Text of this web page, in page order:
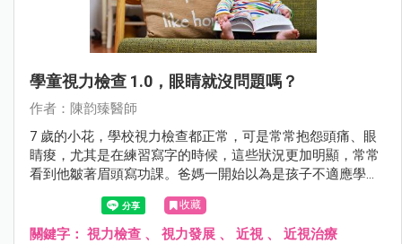
學童視力檢查 1.0，眼睛就沒問題嗎？
作者：陳韵臻醫師
7 歲的小花，學校視力檢查都正常，可是常常抱怨頭痛、眼
睛痠，尤其是在練習寫字的時候，這些狀況更加明顯，常常
看到他皺著眉頭寫功課。爸媽一開始以為是孩子不適應學校
的生活，想說一陣子應該就是適應了，但小華的抱怨越來越
多，甚至會逃避閱讀或一些近距離的用眼活動。
收藏
關鍵字： 視力檢查 、 視力發展 、 近視 、 近視治療